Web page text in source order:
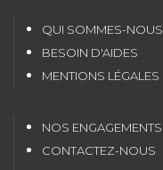
QUI SOMMES-NOUS
BESOIN D'AIDES
MENTIONS LÉGALES
NOS ENGAGEMENTS
CONTACTEZ-NOUS